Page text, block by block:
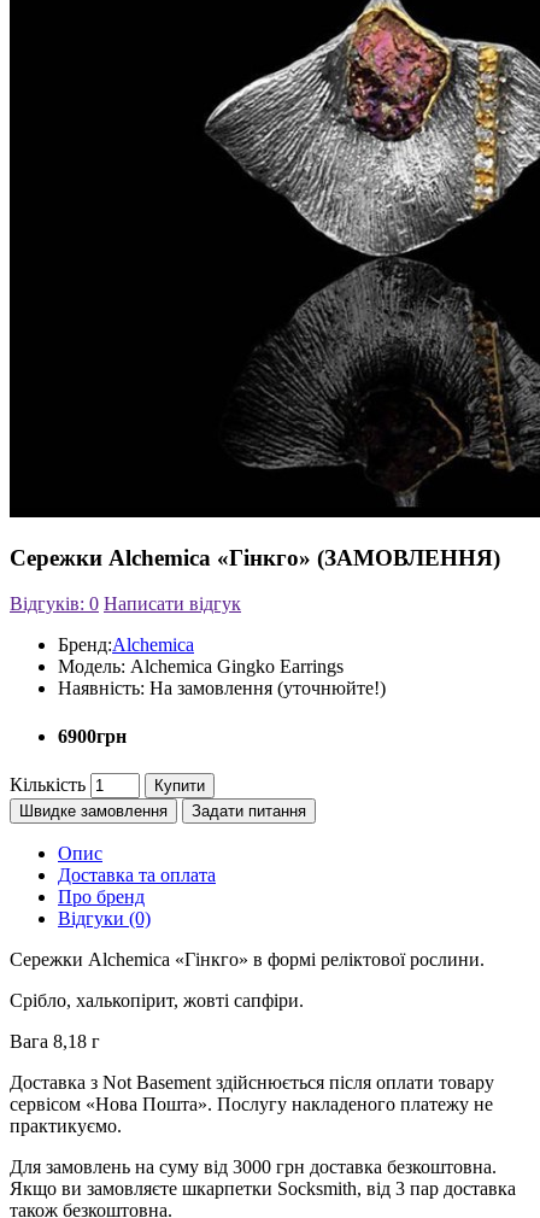
Сережки Alchemica «Гінкго» (ЗАМОВЛЕННЯ)
Відгуків: 0 Написати відгук
Бренд:Alchemica
Модель: Alchemica Gingko Earrings
Наявність: На замовлення (уточнюйте!)
6900грн
Кількість
Купити
Швидке замовлення
Задати питання
Опис
Доставка та оплата
Про бренд
Відгуки (0)
Сережки Alchemica «Гінкго» в формі реліктової рослини.
Срібло, халькопірит, жовті сапфіри.
Вага 8,18 г
Доставка з Not Basement здійснюється після оплати товару
сервісом «Нова Пошта». Послугу накладеного платежу не
практикуємо.
Для замовлень на суму від 3000 грн доставка безкоштовна.
Якщо ви замовляєте шкарпетки Socksmith, від 3 пар доставка
також безкоштовна.